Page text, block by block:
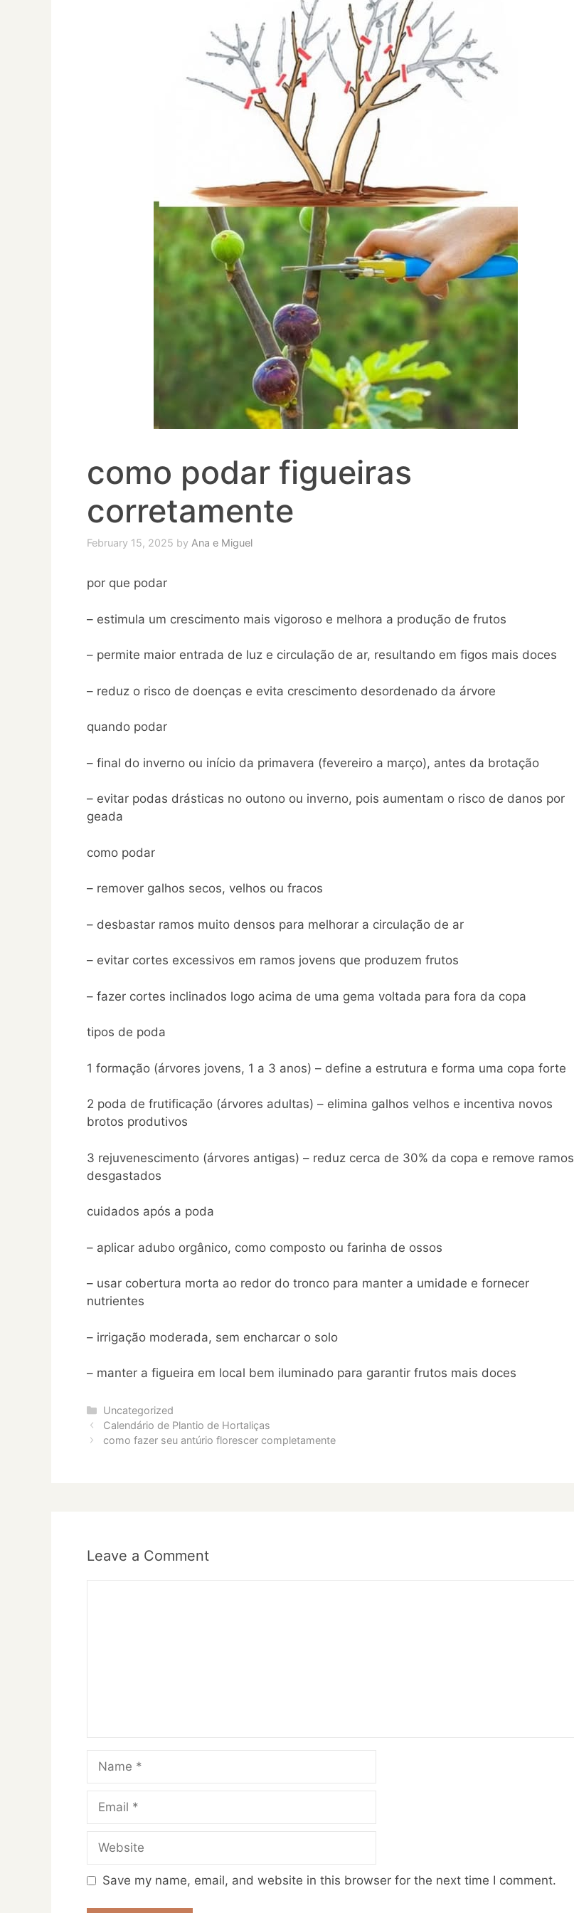
como podar figueiras
corretamente
February 15, 2025 by Ana e Miguel
por que podar
– estimula um crescimento mais vigoroso e melhora a produção de frutos
– permite maior entrada de luz e circulação de ar, resultando em figos mais doces
– reduz o risco de doenças e evita crescimento desordenado da árvore
quando podar
– final do inverno ou início da primavera (fevereiro a março), antes da brotação
– evitar podas drásticas no outono ou inverno, pois aumentam o risco de danos por
geada
como podar
– remover galhos secos, velhos ou fracos
– desbastar ramos muito densos para melhorar a circulação de ar
– evitar cortes excessivos em ramos jovens que produzem frutos
– fazer cortes inclinados logo acima de uma gema voltada para fora da copa
tipos de poda
1 formação (árvores jovens, 1 a 3 anos) – define a estrutura e forma uma copa forte
2 poda de frutificação (árvores adultas) – elimina galhos velhos e incentiva novos
brotos produtivos
3 rejuvenescimento (árvores antigas) – reduz cerca de 30% da copa e remove ramos
desgastados
cuidados após a poda
– aplicar adubo orgânico, como composto ou farinha de ossos
– usar cobertura morta ao redor do tronco para manter a umidade e fornecer
nutrientes
– irrigação moderada, sem encharcar o solo
– manter a figueira em local bem iluminado para garantir frutos mais doces
Categories
Uncategorized
Calendário de Plantio de Hortaliças
como fazer seu antúrio florescer completamente
Leave a Comment
Name
Email
Website
Save my name, email, and website in this browser for the next time I comment.